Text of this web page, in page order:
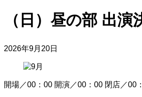
（日）昼の部 出演
2026年9月20日
開場／00：00 開演／00：00 閉店／00